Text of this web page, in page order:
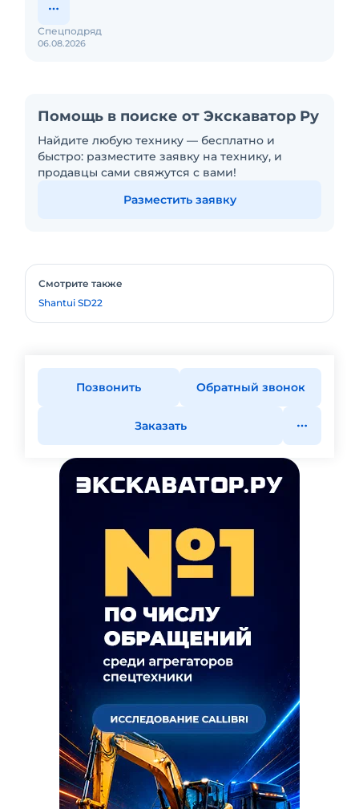
06.08.2026
Спецподряд
Помощь в поиске от Экскаватор Ру
Найдите любую технику — бесплатно и
быстро: разместите заявку на технику, и
продавцы сами свяжутся с вами!
Разместить заявку
Смотрите также
Shantui SD22
Позвонить Обратный звонок
Заказать